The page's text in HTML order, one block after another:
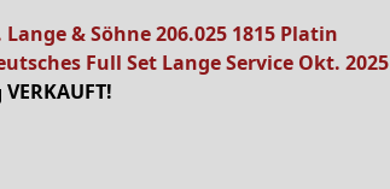
Lange & Söhne 206.025 1815 Platin
Full Set Lange Service Okt. 2025
VERKAUFT!